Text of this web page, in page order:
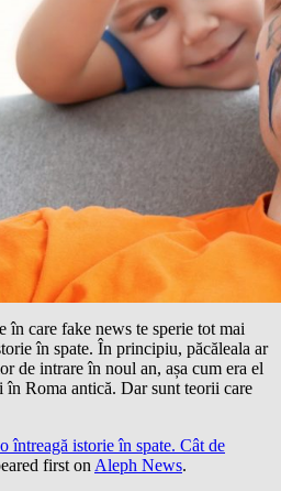
care fake news te sperie tot mai
în spate. În principiu, păcăleala ar
de intrare în noul an, așa cum era el
Roma antică. Dar sunt teorii care
întreagă istorie în spate. Cât de
first on Aleph News.